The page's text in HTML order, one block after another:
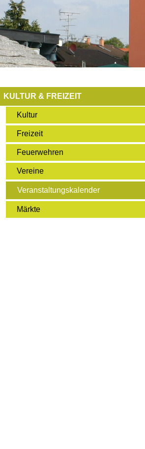
KULTUR & FREIZEIT
Kultur
Freizeit
Feuerwehren
Vereine
Veranstaltungskalender
Märkte